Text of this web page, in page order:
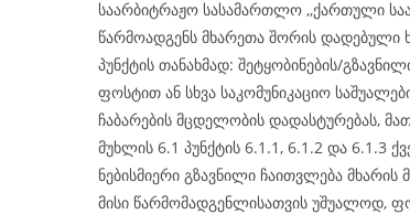
საარბიტრაჟო სასამართლო ,,ქართული
წარმოადგენს მხარეთა შორის დადებული
პუნქტის თანახმად: შეტყობინების/
ფოსტით ან სხვა საკომუნიკაციო
ჩაბარების მცდელობის დადასტურებას,
მუხლის 6.1 პუნქტის 6.1.1, 6.1.2 და 6.1.3
ნებისმიერი გზავნილი ჩაითვლება
მისი წარმომადგენლისათვის უშუალოდ,